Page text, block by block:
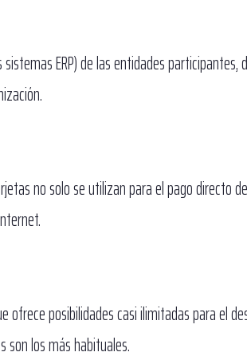
ERP) de las entidades participantes,
no solo se utilizan para el pago directo
posibilidades casi ilimitadas para el
son los más habituales.